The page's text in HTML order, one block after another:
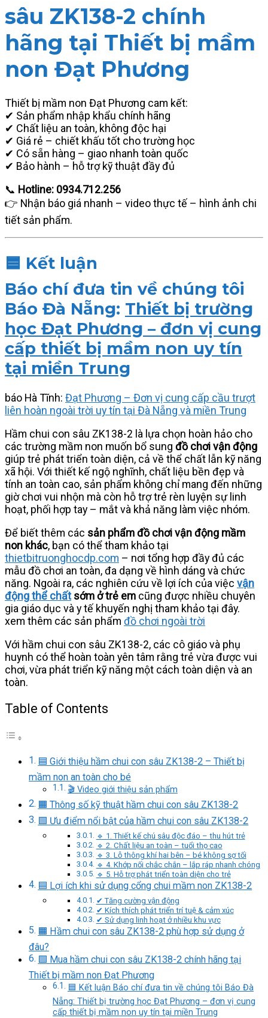
sâu ZK138-2 chính
hãng tại Thiết bị mầm
non Đạt Phương
Thiết bị mầm non Đạt Phương cam kết:
✔ Sản phẩm nhập khẩu chính hãng
✔ Chất liệu an toàn, không độc hại
✔ Giá rẻ – chiết khấu tốt cho trường học
✔ Có sẵn hàng – giao nhanh toàn quốc
✔ Bảo hành – hỗ trợ kỹ thuật đầy đủ
📞 Hotline: 0934.712.256
👉 Nhận báo giá nhanh – video thực tế – hình ảnh chi
tiết sản phẩm.
🟦 Kết luận
Báo chí đưa tin về chúng tôi
Báo Đà Nẵng: Thiết bị trường
học Đạt Phương – đơn vị cung
cấp thiết bị mầm non uy tín
tại miền Trung
báo Hà Tĩnh: Đạt Phương – Đơn vị cung cấp cầu trượt
liên hoàn ngoài trời uy tín tại Đà Nẵng và miền Trung
Hầm chui con sâu ZK138-2 là lựa chọn hoàn hảo cho
các trường mầm non muốn bổ sung đồ chơi vận động
giúp trẻ phát triển toàn diện, cả về thể chất lẫn kỹ năng
xã hội. Với thiết kế ngộ nghĩnh, chất liệu bền đẹp và
tính an toàn cao, sản phẩm không chỉ mang đến những
giờ chơi vui nhộn mà còn hỗ trợ trẻ rèn luyện sự linh
hoạt, phối hợp tay – mắt và khả năng làm việc nhóm.
Để biết thêm các sản phẩm đồ chơi vận động mầm
non khác, bạn có thể tham khảo tại
thietbitruonghocdp.com – nơi tổng hợp đầy đủ các
mẫu đồ chơi an toàn, đa dạng về hình dáng và chức
năng. Ngoài ra, các nghiên cứu về lợi ích của việc vận
động thể chấtsớm ở trẻ em cũng được nhiều chuyên
gia giáo dục và y tế khuyến nghị tham khảo tại đây.
xem thêm các sản phẩm đồ chơi ngoài trời
Với hầm chui con sâu ZK138-2, các cô giáo và phụ
huynh có thể hoàn toàn yên tâm rằng trẻ vừa được vui
chơi, vừa phát triển kỹ năng một cách toàn diện và an
toàn.
Table of Contents
🟦 Giới thiệu hầm chui con sâu ZK138-2 – Thiết bị
mầm non an toàn cho bé
🎬 Video giới thiệu sản phẩm
🟧 Thông số kỹ thuật hầm chui con sâu ZK138-2
🟩 Ưu điểm nổi bật của hầm chui con sâu ZK138-2
🔹 1. Thiết kế chú sâu độc đáo – thu hút trẻ
🔹 2. Chất liệu an toàn – tuổi thọ cao
🔹 3. Lỗ thông khí hai bên – bé không sợ tối
🔹 4. Khớp nối chắc chắn – lắp ráp nhanh chóng
🔹 5. Hỗ trợ phát triển toàn diện cho trẻ
🟦 Lợi ích khi sử dụng cổng chui mầm non ZK138-2
✔ Tăng cường vận động
✔ Kích thích phát triển trí tuệ & cảm xúc
✔ Sử dụng linh hoạt ở nhiều khu vực
🟧 Hầm chui con sâu ZK138-2 phù hợp sử dụng ở
đâu?
🟩 Mua hầm chui con sâu ZK138-2 chính hãng tại
Thiết bị mầm non Đạt Phương
🟦 Kết luận Báo chí đưa tin về chúng tôi Báo Đà
Nẵng: Thiết bị trường học Đạt Phương – đơn vị cung
cấp thiết bị mầm non uy tín tại miền Trung